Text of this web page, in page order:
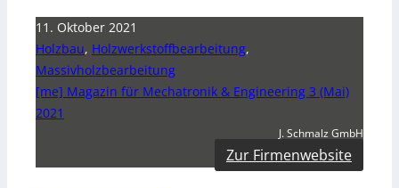
11. Oktober 2021
Holzbau, Holzwerkstoffbearbeitung,
Massivholzbearbeitung
[me] Magazin für Mechatronik & Engineering 3 (Mai)
2021
J. Schmalz GmbH
Zur Firmenwebsite